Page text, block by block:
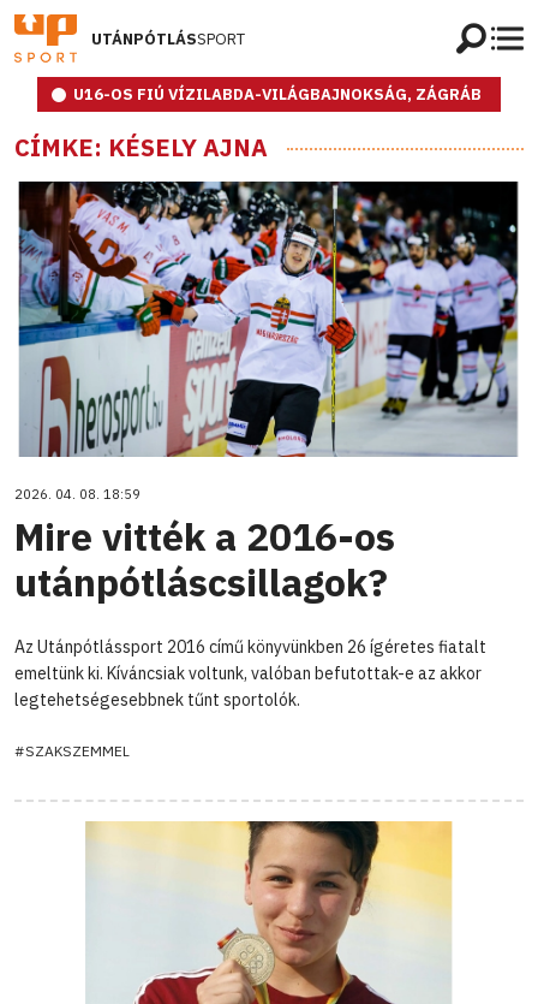
UTÁNPÓTLÁSSPORT
U16-OS FIÚ VÍZILABDA-VILÁGBAJNOKSÁG, ZÁGRÁB
CÍMKE: KÉSELY AJNA
2026. 04. 08. 18:59
Mire vitték a 2016-os
utánpótláscsillagok?
Az Utánpótlássport 2016 című könyvünkben 26 ígéretes fiatalt
emeltünk ki. Kíváncsiak voltunk, valóban befutottak-e az akkor
legtehetségesebbnek tűnt sportolók.
#SZAKSZEMMEL